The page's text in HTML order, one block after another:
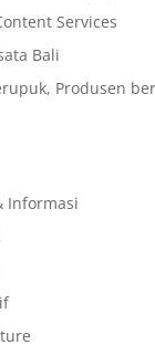
Services
Bali
Produsen
Informasi